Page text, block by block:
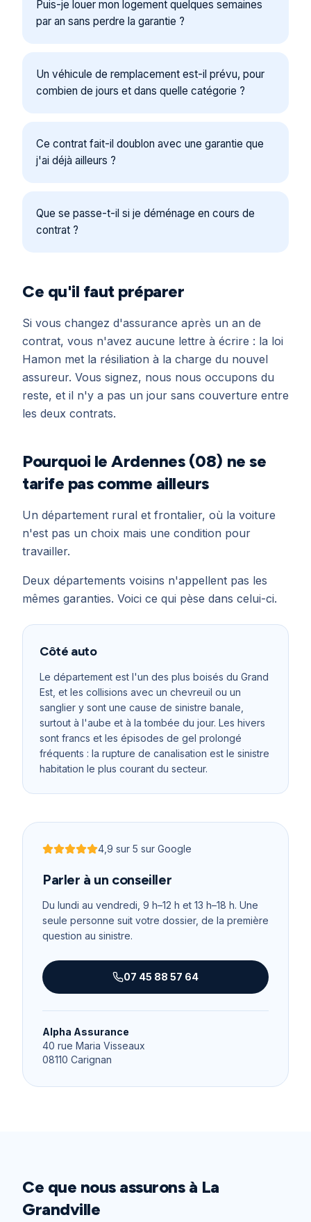
Puis-je louer mon logement quelques semaines
par an sans perdre la garantie ?
Un véhicule de remplacement est-il prévu, pour
combien de jours et dans quelle catégorie ?
Ce contrat fait-il doublon avec une garantie que
j'ai déjà ailleurs ?
Que se passe-t-il si je déménage en cours de
contrat ?
Ce qu'il faut préparer
Si vous changez d'assurance après un an de
contrat, vous n'avez aucune lettre à écrire : la loi
Hamon met la résiliation à la charge du nouvel
assureur. Vous signez, nous nous occupons du
reste, et il n'y a pas un jour sans couverture entre
les deux contrats.
Pourquoi le Ardennes (08) ne se
tarife pas comme ailleurs
Un département rural et frontalier, où la voiture
n'est pas un choix mais une condition pour
travailler.
Deux départements voisins n'appellent pas les
mêmes garanties. Voici ce qui pèse dans celui-ci.
Côté auto
Le département est l'un des plus boisés du Grand
Est, et les collisions avec un chevreuil ou un
sanglier y sont une cause de sinistre banale,
surtout à l'aube et à la tombée du jour. Les hivers
sont francs et les épisodes de gel prolongé
fréquents : la rupture de canalisation est le sinistre
habitation le plus courant du secteur.
Noté4,9 sur 5
4,9 sur 5 sur Google
Parler à un conseiller
Du lundi au vendredi, 9 h–12 h et 13 h–18 h. Une
seule personne suit votre dossier, de la première
question au sinistre.
07 45 88 57 64
Alpha Assurance
40 rue Maria Visseaux
08110 Carignan
Ce que nous assurons à La
Grandville